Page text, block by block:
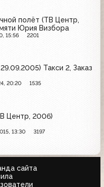
полёт (ТВ Центр,
Юрия Визбора
15:56 2201
Такси 2, Заказ
20:20 1535
Центр, 2006)
13:30 3197
сайта